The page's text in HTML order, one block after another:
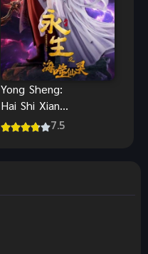
Yong Sheng:
Hai Shi Xian
Ling นิรันดร์7.5